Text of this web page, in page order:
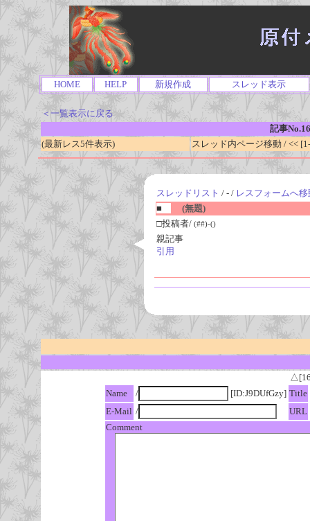
HOME HELP 新規作成 スレッド表示
＜一覧表示に戻る
記事
(最新レス5件表示)
スレッド内ページ移動 / <<
スレッドリスト / - / レスフォームへ移
■
(無題)
□投稿者/ (##)-()
親記事
引用
Name
/ [ID:J9DUfGzy] Title
E-Mail /
URL
Comment